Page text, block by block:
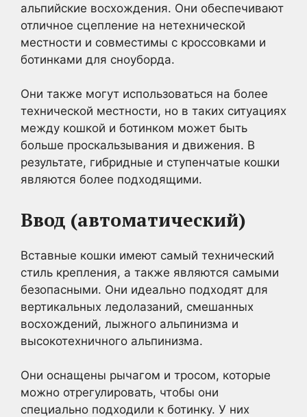
альпийские восхождения. Они обеспечивают
отличное сцепление на нетехнической
местности и совместимы с кроссовками и
ботинками для сноуборда.
Они также могут использоваться на более
технической местности, но в таких ситуациях
между кошкой и ботинком может быть
больше проскальзывания и движения. В
результате, гибридные и ступенчатые кошки
являются более подходящими.
Ввод (автоматический)
Вставные кошки имеют самый технический
стиль крепления, а также являются самыми
безопасными. Они идеально подходят для
вертикальных ледолазаний, смешанных
восхождений, лыжного альпинизма и
высокотехничного альпинизма.
Они оснащены рычагом и тросом, которые
можно отрегулировать, чтобы они
специально подходили к ботинку. У них